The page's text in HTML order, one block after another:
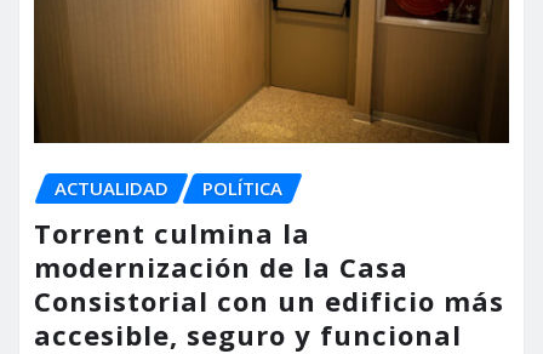
ACTUALIDAD POLÍTICA
Torrent culmina la
modernización de la Casa
Consistorial con un edificio más
accesible, seguro y funcional